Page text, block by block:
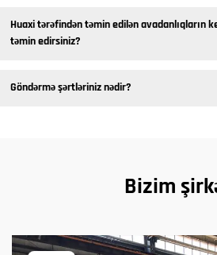
Huaxi tərəfindən təmin edilən avadanlıqların
təmin edirsiniz?
Göndərmə şərtləriniz nədir?
Bizim